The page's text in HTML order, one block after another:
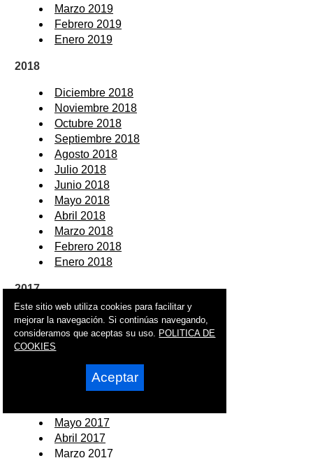
Marzo 2019
Febrero 2019
Enero 2019
2018
Diciembre 2018
Noviembre 2018
Octubre 2018
Septiembre 2018
Agosto 2018
Julio 2018
Junio 2018
Mayo 2018
Abril 2018
Marzo 2018
Febrero 2018
Enero 2018
2017
Diciembre 2017
Noviembre 2017
Octubre 2017
Agosto 2017
Julio 2017
Mayo 2017
Abril 2017
Marzo 2017
Este sitio web utiliza cookies para facilitar y
mejorar la navegación. Si continúas navegando,
consideramos que aceptas su uso. POLITICA DE
COOKIES
Aceptar